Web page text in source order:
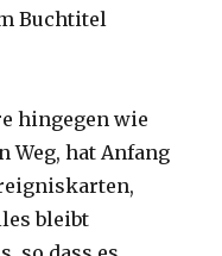
Buchtitel
hingegen wie
Weg, hat Anfang
bleibt